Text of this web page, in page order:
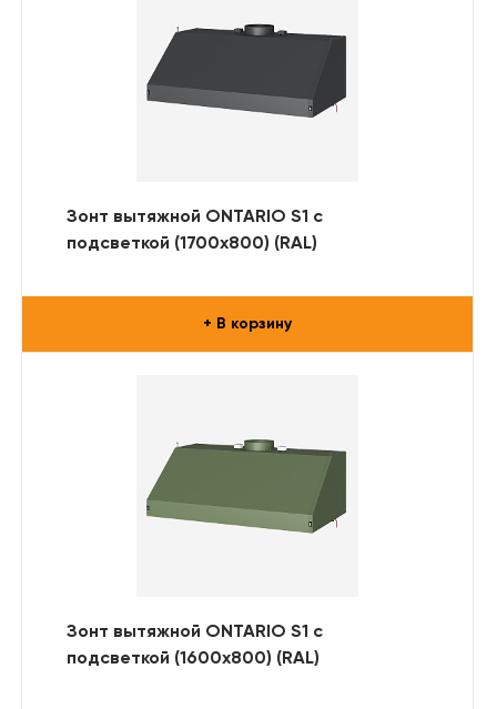
Зонт вытяжной ONTARIO S1 с
подсветкой (1700x800) (RAL)
+ В корзину
Зонт вытяжной ONTARIO S1 с
подсветкой (1600x800) (RAL)